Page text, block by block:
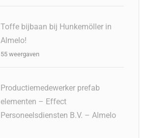
Toffe bijbaan bij Hunkemöller in
Almelo!
55 weergaven
Productiemedewerker prefab
elementen – Effect
Personeelsdiensten B.V. – Almelo